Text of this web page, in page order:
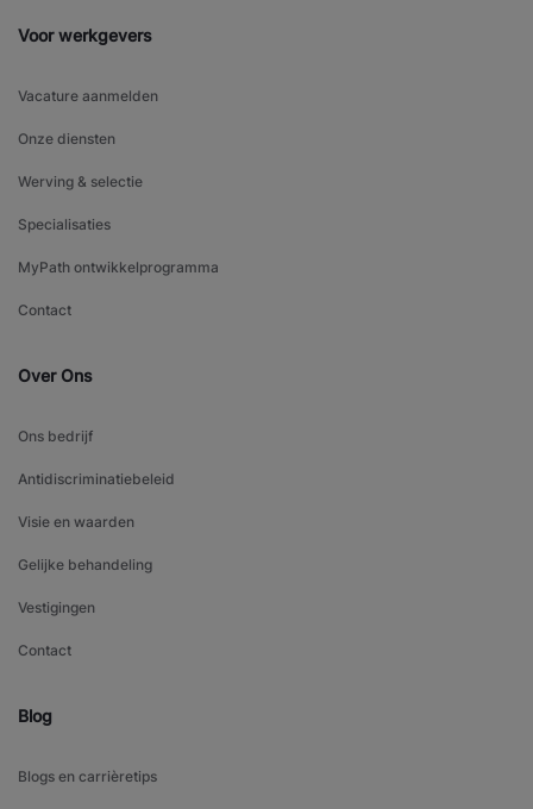
Voor werkgevers
Vacature aanmelden
Onze diensten
Werving & selectie
Specialisaties
MyPath ontwikkelprogramma
Contact
Over Ons
Ons bedrijf
Antidiscriminatiebeleid
Visie en waarden
Gelijke behandeling
Vestigingen
Contact
Blog
Blogs en carrièretips